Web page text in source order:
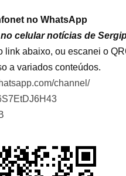
no WhatsApp
celular notícias de
link abaixo, ou escanei o
a variados conteúdos.
channel/